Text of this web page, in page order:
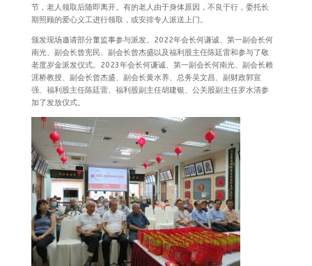
节，老人领取后随即离开。有的老人由于身体原因，不良于行，委托长
期照顾的爱心义工进行领取，或安排专人派送上门。
颁发现场邀请部分董监事参与派发。2022年会长何谦诚、第一副会长何
南光、副会长曾宪民、副会长曾杰盛以及福利股主任陈廷雷和参与了敬
老度岁金派发仪式。2023年会长何谦诚、第一副会长何南光、副会长赖
涯桥教授、副会长曾杰盛、副会长黄水养、总务吴文昌、副财政郭宣
强、福利股主任陈廷雷、福利股副主任胡建银、公关股副主任罗水清参
加了发放仪式。